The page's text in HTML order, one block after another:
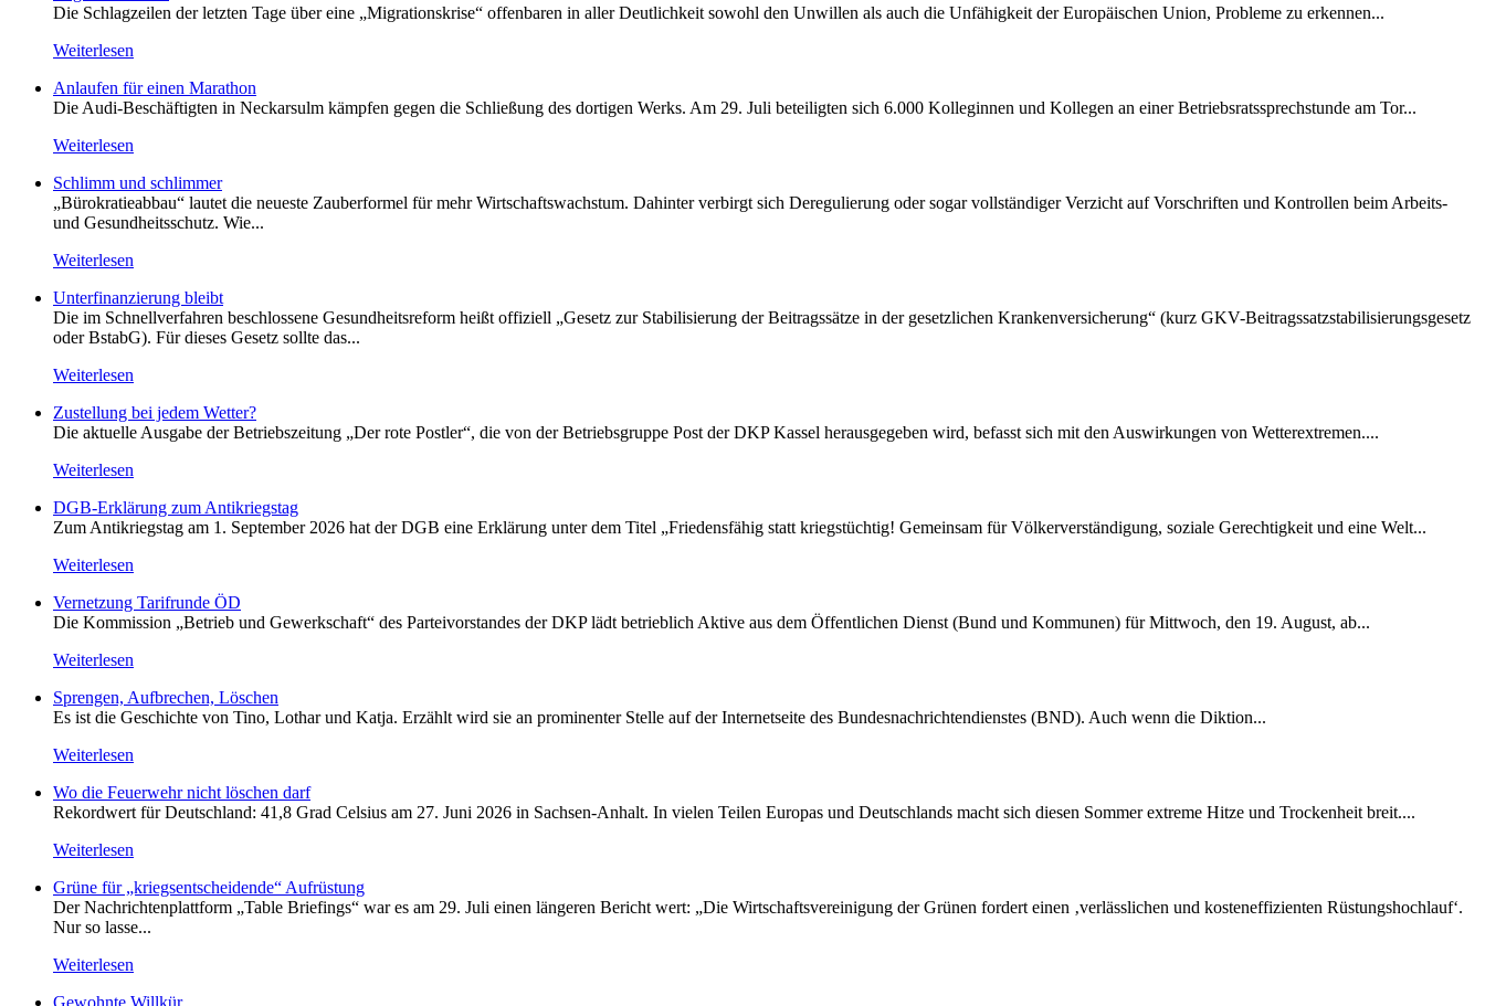
Die Schlagzeilen der letzten Tage über eine „Migrationskrise“ offenbaren in aller Deutlichkeit sowohl den Unwillen als auch die Unfähigkeit der Europäischen Union, Probleme zu erkennen...
Weiterlesen
Anlaufen für einen Marathon
Die Audi-Beschäftigten in Neckarsulm kämpfen gegen die Schließung des dortigen Werks. Am 29. Juli beteiligten sich 6.000 Kolleginnen und Kollegen an einer Betriebsratssprechstunde am Tor...
Weiterlesen
Schlimm und schlimmer
„Bürokratieabbau“ lautet die neueste Zauberformel für mehr Wirtschaftswachstum. Dahinter verbirgt sich Deregulierung oder sogar vollständiger Verzicht auf Vorschriften und Kontrollen beim Arbeits-
und Gesundheitsschutz. Wie...
Weiterlesen
Unterfinanzierung bleibt
Die im Schnellverfahren beschlossene Gesundheitsreform heißt offiziell „Gesetz zur Stabilisierung der Beitragssätze in der gesetzlichen Krankenversicherung“ (kurz GKV-Beitragssatzstabilisierungsgesetz
oder BstabG). Für dieses Gesetz sollte das...
Weiterlesen
Zustellung bei jedem Wetter?
Die aktuelle Ausgabe der Betriebszeitung „Der rote Postler“, die von der Betriebsgruppe Post der DKP Kassel herausgegeben wird, befasst sich mit den Auswirkungen von Wetterextremen....
Weiterlesen
DGB-Erklärung zum Antikriegstag
Zum Antikriegstag am 1. September 2026 hat der DGB eine Erklärung unter dem Titel „Friedensfähig statt kriegstüchtig! Gemeinsam für Völkerverständigung, soziale Gerechtigkeit und eine Welt...
Weiterlesen
Vernetzung Tarifrunde ÖD
Die Kommission „Betrieb und Gewerkschaft“ des Parteivorstandes der DKP lädt betrieblich Aktive aus dem Öffentlichen Dienst (Bund und Kommunen) für Mittwoch, den 19. August, ab...
Weiterlesen
Sprengen, Aufbrechen, Löschen
Es ist die Geschichte von Tino, Lothar und Katja. Erzählt wird sie an prominenter Stelle auf der Internetseite des Bundesnachrichtendienstes (BND). Auch wenn die Diktion...
Weiterlesen
Wo die Feuerwehr nicht löschen darf
Rekordwert für Deutschland: 41,8 Grad Celsius am 27. Juni 2026 in Sachsen-Anhalt. In vielen Teilen Europas und Deutschlands macht sich diesen Sommer extreme Hitze und Trockenheit breit....
Weiterlesen
Grüne für „kriegsentscheidende“ Aufrüstung
Der Nachrichtenplattform „Table Briefings“ war es am 29. Juli einen längeren Bericht wert: „Die Wirtschaftsvereinigung der Grünen fordert einen ‚verlässlichen und kosteneffizienten Rüstungshochlauf‘.
Nur so lasse...
Weiterlesen
Gewohnte Willkür